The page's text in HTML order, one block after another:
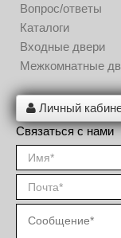
Вопрос/ответы
Каталоги
Входные двери
Межкомнатные
Личный
Связаться с нами